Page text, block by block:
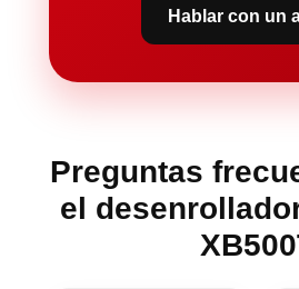
Hablar con un
Preguntas
el